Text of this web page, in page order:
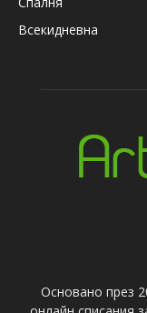
Всекидневна
Основано през